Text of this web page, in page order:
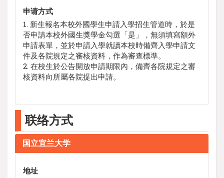
申请方式
1. 新生報名本校外國學生申請入學招生管道時，於是
否申請本校外國生獎學金勾選「是」，無須填寫額外
申請表單，並於申請入學就讀本校時備齊入學申請文
件及各院規定之審核資料，作為審查標準。
2. 在校生於公告開放申請期限內，備齊各院規定之審
核資料向所屬各院提出申請。
联络方式
国立宜兰大学
地址